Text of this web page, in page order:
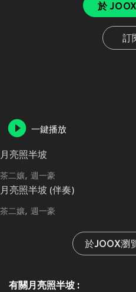
於
訂
一鍵播放
月亮照半坡
茶二孃 週一豪
月亮照半坡 (伴奏)
茶二孃 週一豪
於JOOX瀏
有關月亮照半坡 :